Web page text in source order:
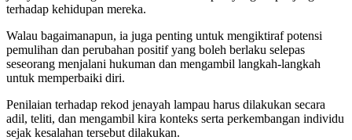
terhadap kehidupan mereka.
Walau bagaimanapun, ia juga penting untuk mengiktiraf potensi
pemulihan dan perubahan positif yang boleh berlaku selepas
seseorang menjalani hukuman dan mengambil langkah-langkah
untuk memperbaiki diri.
Penilaian terhadap rekod jenayah lampau harus dilakukan secara
adil, teliti, dan mengambil kira konteks serta perkembangan individu
sejak kesalahan tersebut dilakukan.